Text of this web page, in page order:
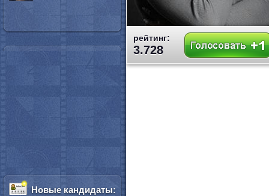
рейтинг:
3.728
Новые кандидаты: